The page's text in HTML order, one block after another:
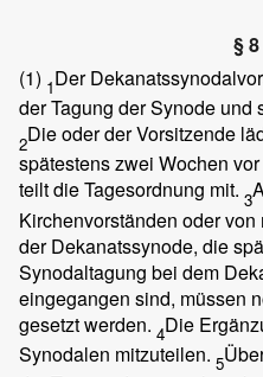
§ 8
(1) 1Der
der Tagung der Synode und
2Die oder der Vorsitzende
spätestens zwei Wochen
teilt die Tagesordnung mit. 3
Kirchenvorständen oder
der Dekanatssynode, die
Synodaltagung bei dem
eingegangen sind, müssen
gesetzt werden. 4Die
Synodalen mitzuteilen. 5